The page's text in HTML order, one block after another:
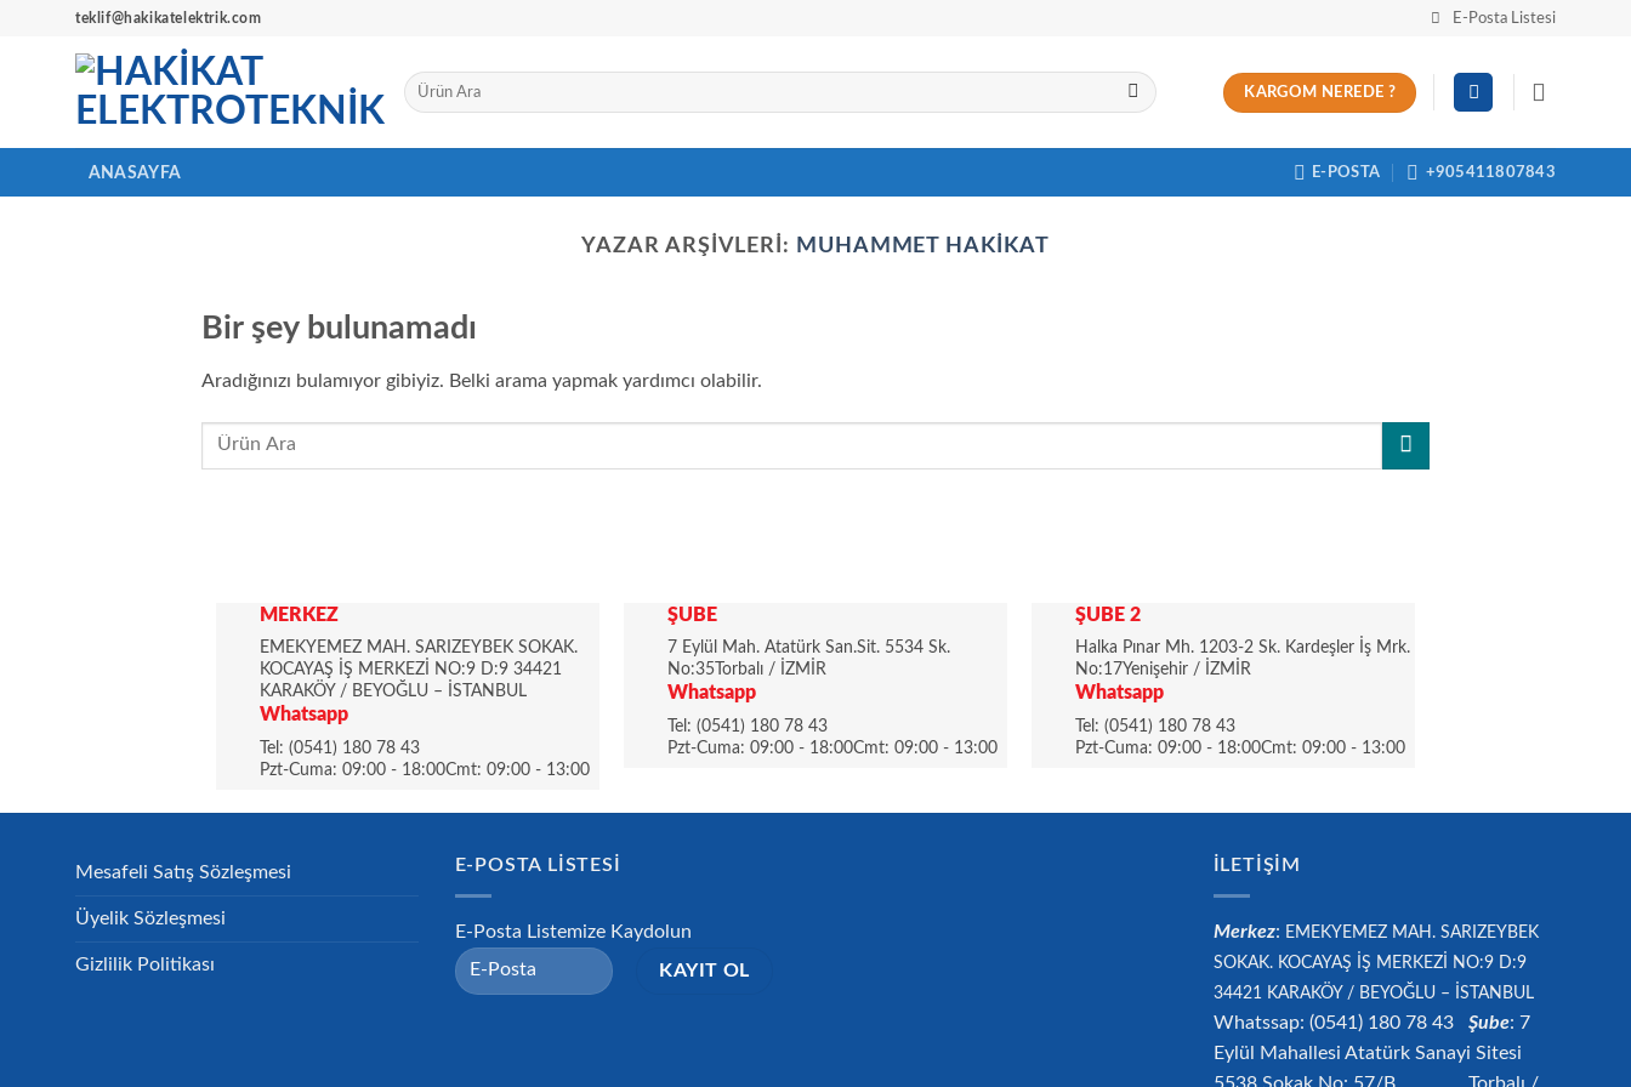
teklif@hakikatelektrik.com E-Posta Listesi
Ara:
KARGOM NEREDE ?
ANASAYFA E-POSTA +905411807843
YAZAR ARŞIVLERI: MUHAMMET HAKIKAT
Bir şey bulunamadı
Aradığınızı bulamıyor gibiyiz. Belki arama yapmak yardımcı olabilir.
MERKEZ
EMEKYEMEZ MAH. SARIZEYBEK SOKAK.
KOCAYAŞ İŞ MERKEZİ NO:9 D:9 34421
KARAKÖY / BEYOĞLU – İSTANBUL
Whatsapp
Tel: (0541) 180 78 43
Pzt-Cuma: 09:00 - 18:00Cmt: 09:00 - 13:00
ŞUBE
7 Eylül Mah. Atatürk San.Sit. 5534 Sk.
No:35Torbalı / İZMİR
Whatsapp
Tel: (0541) 180 78 43
Pzt-Cuma: 09:00 - 18:00Cmt: 09:00 - 13:00
ŞUBE 2
Halka Pınar Mh. 1203-2 Sk. Kardeşler İş Mrk.
No:17Yenişehir / İZMİR
Whatsapp
Tel: (0541) 180 78 43
Pzt-Cuma: 09:00 - 18:00Cmt: 09:00 - 13:00
Mesafeli Satış Sözleşmesi
Üyelik Sözleşmesi
Gizlilik Politikası
E-POSTA LISTESI
E-Posta Listemize Kaydolun
İLETIŞIM
Merkez: EMEKYEMEZ MAH. SARIZEYBEK
SOKAK. KOCAYAŞ İŞ MERKEZİ NO:9 D:9
34421
KARAKÖY / BEYOĞLU – İSTANBUL
Whatssap: (0541) 180 78 43 Şube: 7
Eylül Mahallesi Atatürk Sanayi Sitesi
5538 Sokak No: 57/B Torbalı /